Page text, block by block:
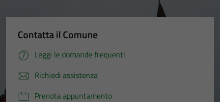
Contatta il Comune
Leggi le domande frequenti
Richiedi assistenza
Prenota appuntamento